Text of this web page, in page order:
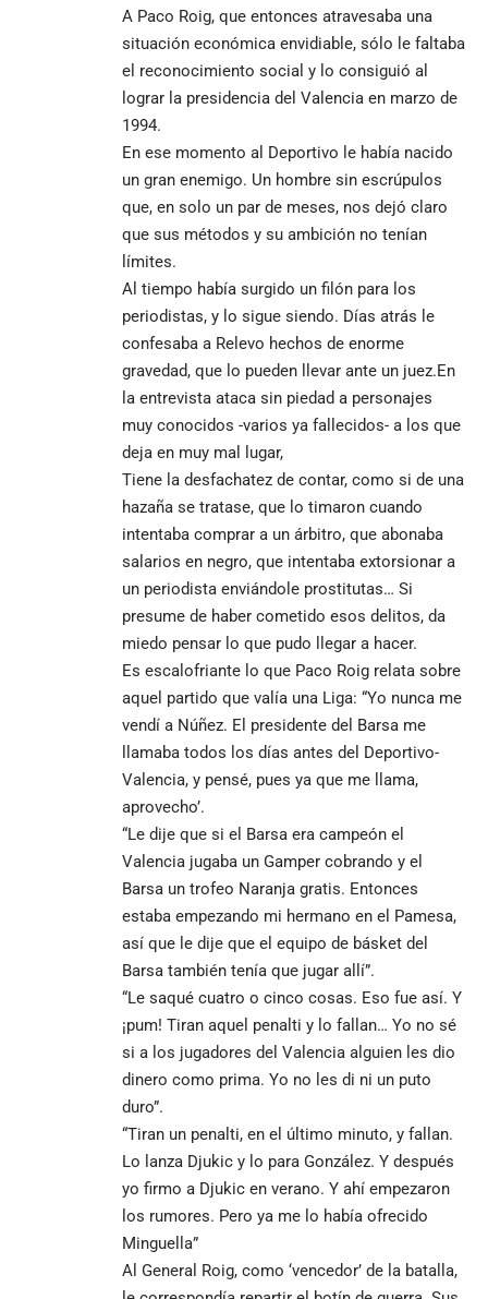
A Paco Roig, que entonces atravesaba una
situación económica envidiable, sólo le faltaba
el reconocimiento social y lo consiguió al
lograr la presidencia del Valencia en marzo de
1994.
En ese momento al Deportivo le había nacido
un gran enemigo. Un hombre sin escrúpulos
que, en solo un par de meses, nos dejó claro
que sus métodos y su ambición no tenían
límites.
Al tiempo había surgido un filón para los
periodistas, y lo sigue siendo. Días atrás le
confesaba a Relevo hechos de enorme
gravedad, que lo pueden llevar ante un juez.En
la entrevista ataca sin piedad a personajes
muy conocidos -varios ya fallecidos- a los que
deja en muy mal lugar,
Tiene la desfachatez de contar, como si de una
hazaña se tratase, que lo timaron cuando
intentaba comprar a un árbitro, que abonaba
salarios en negro, que intentaba extorsionar a
un periodista enviándole prostitutas… Si
presume de haber cometido esos delitos, da
miedo pensar lo que pudo llegar a hacer.
Es escalofriante lo que Paco Roig relata sobre
aquel partido que valía una Liga: “Yo nunca me
vendí a Núñez. El presidente del Barsa me
llamaba todos los días antes del Deportivo-
Valencia, y pensé, pues ya que me llama,
aprovecho’.
“Le dije que si el Barsa era campeón el
Valencia jugaba un Gamper cobrando y el
Barsa un trofeo Naranja gratis. Entonces
estaba empezando mi hermano en el Pamesa,
así que le dije que el equipo de básket del
Barsa también tenía que jugar allí”.
“Le saqué cuatro o cinco cosas. Eso fue así. Y
¡pum! Tiran aquel penalti y lo fallan… Yo no sé
si a los jugadores del Valencia alguien les dio
dinero como prima. Yo no les di ni un puto
duro”.
“Tiran un penalti, en el último minuto, y fallan.
Lo lanza Djukic y lo para González. Y después
yo firmo a Djukic en verano. Y ahí empezaron
los rumores. Pero ya me lo había ofrecido
Minguella”
Al General Roig, como ‘vencedor’ de la batalla,